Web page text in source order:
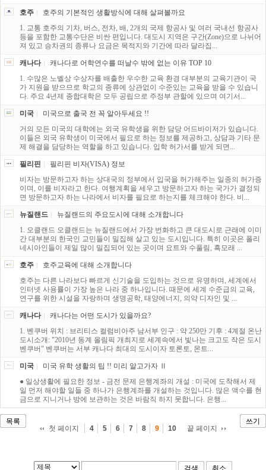
호주
호주의 기본적인 생활방식에 대해 살펴볼까요
1. 교통 호주의 기차, 버스, 전차, 배, 2개의 국제 항공사 및 여러 국내선 항공사
등을 포함한 교통수단은 비싼 편입니다. 대도시 지역은 구간(Zone)으로 나뉘어
져 있고 승차권의 종류나 요금은 목적지와 기간에 따라 달라집...
캐나다
캐나다로 어학연수를 떠날수 밖에 없는 이유 TOP 10
1. 수많은 노벨상 수상자를 배출한 우수한 교육 환경 대부분의 교육기관이 국
가 지원을 받으므로 학교의 종류에 상관없이 수준있는 교육을 받을 수 있습니
다. 주요 4년제 종합대학은 모두 공립으로 주정부 관할에 있으며 여기서...
미국
미국으로 출국 전 꼭 알아두세요 !!
거의 모든 미국의 대학에는 외국 유학생을 위한 담당 어드바이저가 있습니다.
이들은 외국 유학생이 미국에서 필요로 하는 정보를 제공하고, 상담과 기타 문
제 해결을 담당하는 역할을 하고 있습니다. 입학 허가서를 받게 되면...
필리핀
필리핀 비자(VISA) 정보
비자는 방문하고자 하는 상대국의 정부에서 입국을 허가해주는 일종의 허가증
이며, 이를 비자라고 한다. 여행계획을 세우고 방문하고자 하는 국가가 결정되
면 방문하고자 하는 나라에서 비자를 필요로 하는지를 체크해야 한다. 비...
뉴질랜드
뉴질랜드의 주요도시에 대해 소개합니다
1. 오클랜드 오클랜드는 뉴질랜드에서 가장 번화하고 큰 대도시로 근래에 이미
간 대부분의 한국인 교민들이 밀집해 살고 있는 도시입니다. 특히 이곳은 폴리
네시아인들이 제일 많이 밀집되어 있는 곳이며 요트와 수풀림, 흑모래 ...
호주
호주교육에 대해 소개합니다
호주는 다른 나라보다 빠르게 신기술을 도입하는 것으로 유명하며, 세계에서
인터넷 사용률이 가장 높은 나라 중 하나입니다. 때문에 세계 수준급의 교육,
연구를 위한 시설을 자랑하며 생명공학, 태양에너지, 의약 디자인 및 ...
캐나다
캐나다는 어떤 도시가 있을까요?
1. 벤쿠버 위치 : 브리티스 컬럼비아주 남서부 인구 : 약 250만 기후 : 4계절 온난
도시소개: "2010년 동계 올림픽 개최지로 세계속에서 빛나는 크고도 작은 도시
벤쿠버" 벤쿠버는 서부 캐나다 최대의 도시이자 토론토, 몬트...
미국
미국 유학 생활의 팁 !! 미리 알고가자 Ⅱ
● 일상생활에 필요한 정보 - 금전 문제 은행계좌의 개설 : 미국에 도착해서 제
일 먼저 해야할 일들 중 하나가 은행계좌를 개설하는 것입니다. 많은 액수를 현
금으로 지니거나 방에 보관하는 것은 바람직 하지 못합니다. 은행...
목록
쓰기
첫 페이지
4 5 6 7 8 9 10 끝 페이지
검색 취소